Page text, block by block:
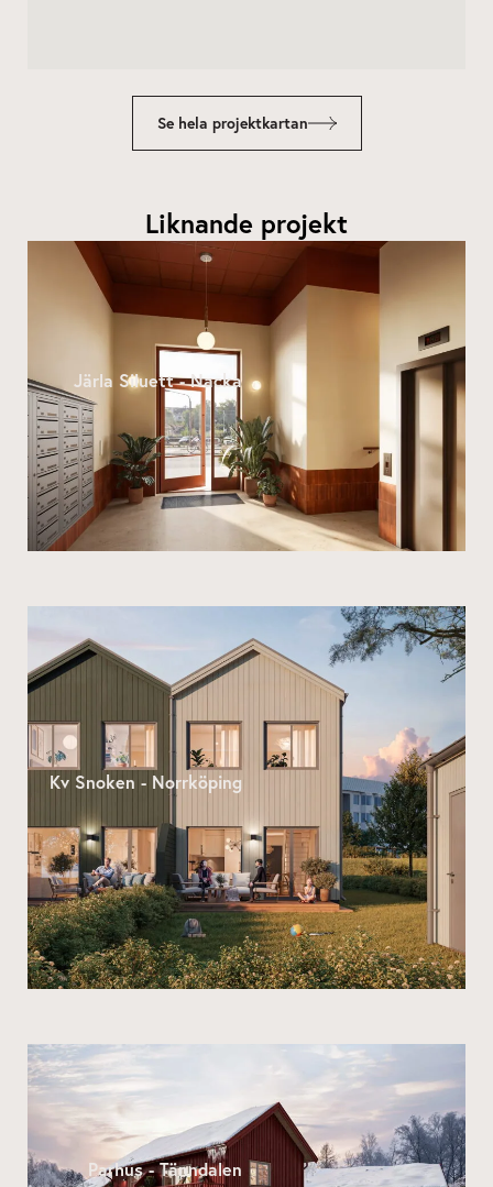
Se hela projektkartan
Liknande projekt
Järla Siluett - Nacka
Kv Snoken - Norrköping
Parhus - Tänndalen